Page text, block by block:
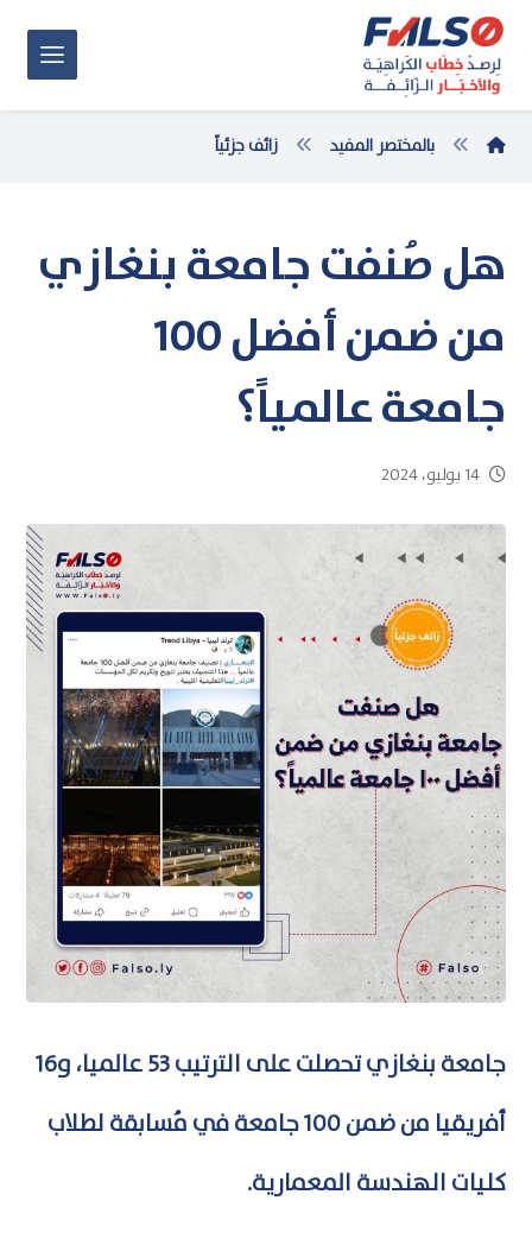
بالمختصر المفيد زائف جزئياً
هل صُنفت جامعة بنغازي
من ضمن أفضل 100
جامعة عالمياً؟
14 يوليو، 2024
جامعة بنغازي تحصلت على الترتيب 53 عالميا، و16
أفريقيا من ضمن 100 جامعة في مُسابقة لطلاب
كليات الهندسة المعمارية.